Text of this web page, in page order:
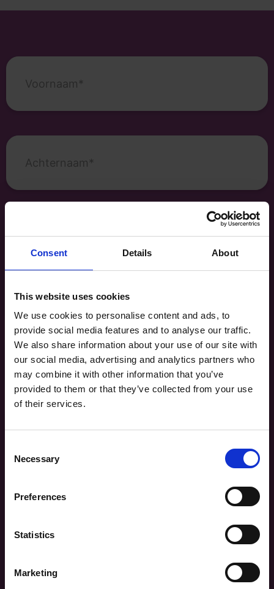
Consent Details About
This website uses cookies
We use cookies to personalise content and ads, to
provide social media features and to analyse our traffic.
We also share information about your use of our site with
our social media, advertising and analytics partners who
may combine it with other information that you’ve
provided to them or that they’ve collected from your use
of their services.
Selection
Necessary
Preferences
Statistics
Marketing
Voornaam(Vereist)
Achternaam(Vereist)
Bedrijf